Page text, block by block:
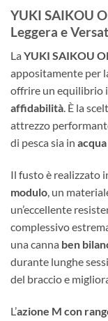
YUKI SAIKOU
Leggera e
La YUKI SAIKOU
appositamente per
offrire un equilibrio
affidabilità. È la
attrezzo
di pesca sia in
Il fusto è realizzato
modulo, un
un’eccellente
complessivo
una canna ben
durante lunghe
del braccio e
L’azione M con